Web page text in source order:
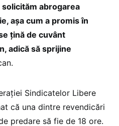
solicităm abrogarea
așa cum a promis în
țină de cuvânt
adică să sprijine
Sindicatelor Libere
că una dintre revendicări
predare să fie de 18 ore.